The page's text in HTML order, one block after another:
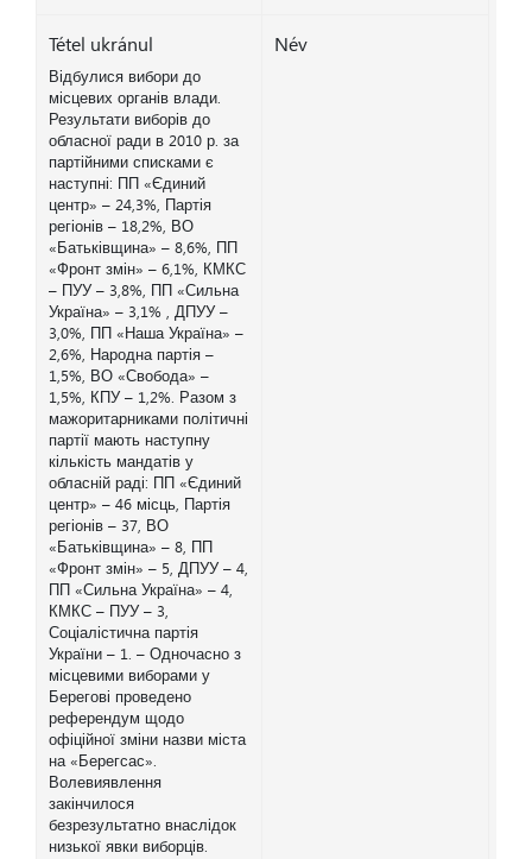
Tétel ukránul
Відбулися вибори до
місцевих органів влади.
Результати виборів до
обласної ради в 2010 р. за
партійними списками є
наступні: ПП «Єдиний
центр» – 24,3%, Партія
регіонів – 18,2%, ВО
«Батьківщина» – 8,6%, ПП
«Фронт змін» – 6,1%, КМКС
– ПУУ – 3,8%, ПП «Сильна
Україна» – 3,1% , ДПУУ –
3,0%, ПП «Наша Україна» –
2,6%, Народна партія –
1,5%, ВО «Свобода» –
1,5%, КПУ – 1,2%. Разом з
мажоритарниками політичні
партії мають наступну
кількість мандатів у
обласній раді: ПП «Єдиний
центр» – 46 місць, Партія
регіонів – 37, ВО
«Батьківщина» – 8, ПП
«Фронт змін» – 5, ДПУУ – 4,
ПП «Сильна Україна» – 4,
КМКС – ПУУ – 3,
Соціалістична партія
України – 1. – Одночасно з
місцевими виборами у
Берегові проведено
референдум щодо
офіційної зміни назви міста
на «Берегсас».
Волевиявлення
закінчилося
безрезультатно внаслідок
низької явки виборців.
Név